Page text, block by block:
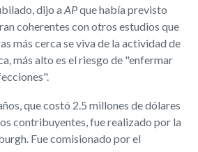
dijo aAPque había previsto
coherentes con otros estudios que
más cerca se viva de la actividad de
más alto es el riesgo de "enfermar
que costó 2.5 millones de dólares
contribuyentes, fue realizado por la
Fue comisionado por el